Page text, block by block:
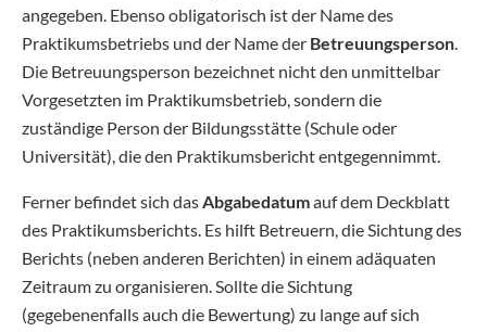
angegeben. Ebenso obligatorisch ist der Name des
Praktikumsbetriebs und der Name der Betreuungsperson
Die Betreuungsperson bezeichnet nicht den unmittelbar
Vorgesetzten im Praktikumsbetrieb, sondern die
zuständige Person der Bildungsstätte (Schule oder
Universität), die den Praktikumsbericht entgegennimmt.
Ferner befindet sich das Abgabedatumauf dem Deckblatt
des Praktikumsberichts. Es hilft Betreuern, die Sichtung des
Berichts (neben anderen Berichten) in einem adäquaten
Zeitraum zu organisieren. Sollte die Sichtung
(gegebenenfalls auch die Bewertung) zu lange auf sich